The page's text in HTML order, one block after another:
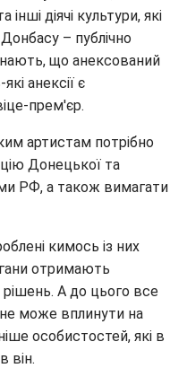
діячі культури, які
– публічно
що анексований
анексії є
прем'єр.
артистам потрібно
Донецької та
РФ, а також вимагати
кимось із них
отримають
рішень. А до цього все
не може вплинути на
особистостей, які в
він.